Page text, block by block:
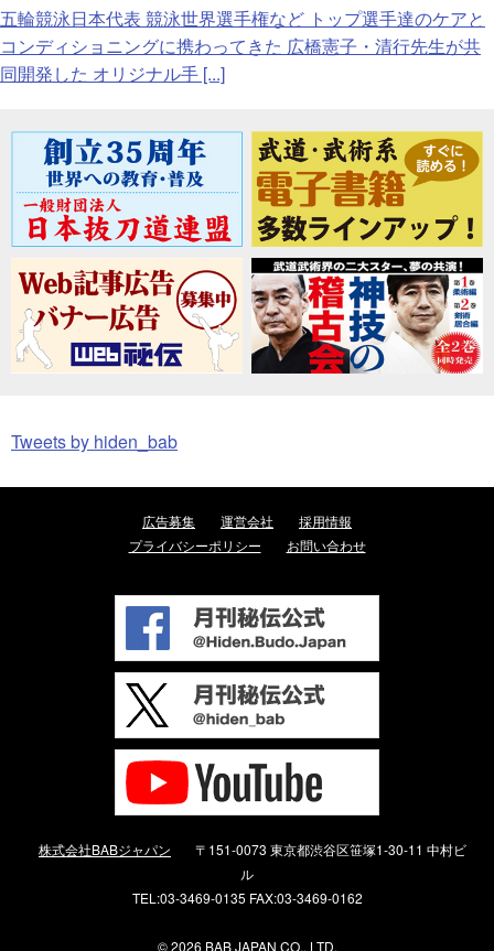
五輪競泳日本代表 競泳世界選手権など トップ選手達のケアと
コンディショニングに携わってきた 広橋憲子・清行先生が共
同開発した オリジナル手 [...]
Tweets by hiden_bab
広告募集 運営会社
採用情報
プライバシーポリシー
お問い合わせ
株式会社BABジャパン
〒151-0073 東京都渋谷区笹塚1-30-11 中村ビ
ル
TEL:03-3469-0135 FAX:03-3469-0162
©2026 BAB JAPAN CO., LTD.